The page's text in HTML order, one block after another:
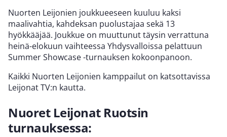
Nuorten Leijonien joukkueeseen kuuluu kaksi
maalivahtia, kahdeksan puolustajaa sekä 13
hyökkääjää. Joukkue on muuttunut täysin verrattuna
heinä-elokuun vaihteessa Yhdysvalloissa pelattuun
Summer Showcase -turnauksen kokoonpanoon.
Kaikki Nuorten Leijonien kamppailut on katsottavissa
Leijonat TV:n kautta.
Nuoret Leijonat Ruotsin
turnauksessa: